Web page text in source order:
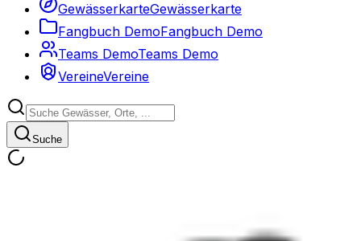
GewässerkarteGewässerkarte
Fangbuch DemoFangbuch Demo
Teams DemoTeams Demo
VereineVereine
Suche